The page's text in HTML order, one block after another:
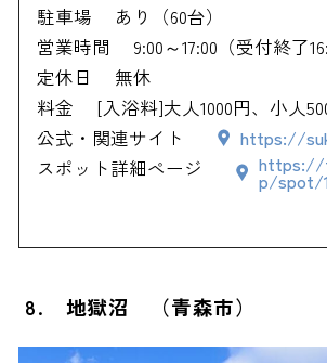
駐車場
あり（60台）
営業時間
9:00～17:00（受付終了
定休日
無休
料金
[入浴料]大人1000円、小人
公式・関連サイト
https://
スポット詳細ページ
https://
p/spot/
8. 地獄沼 （青森市）